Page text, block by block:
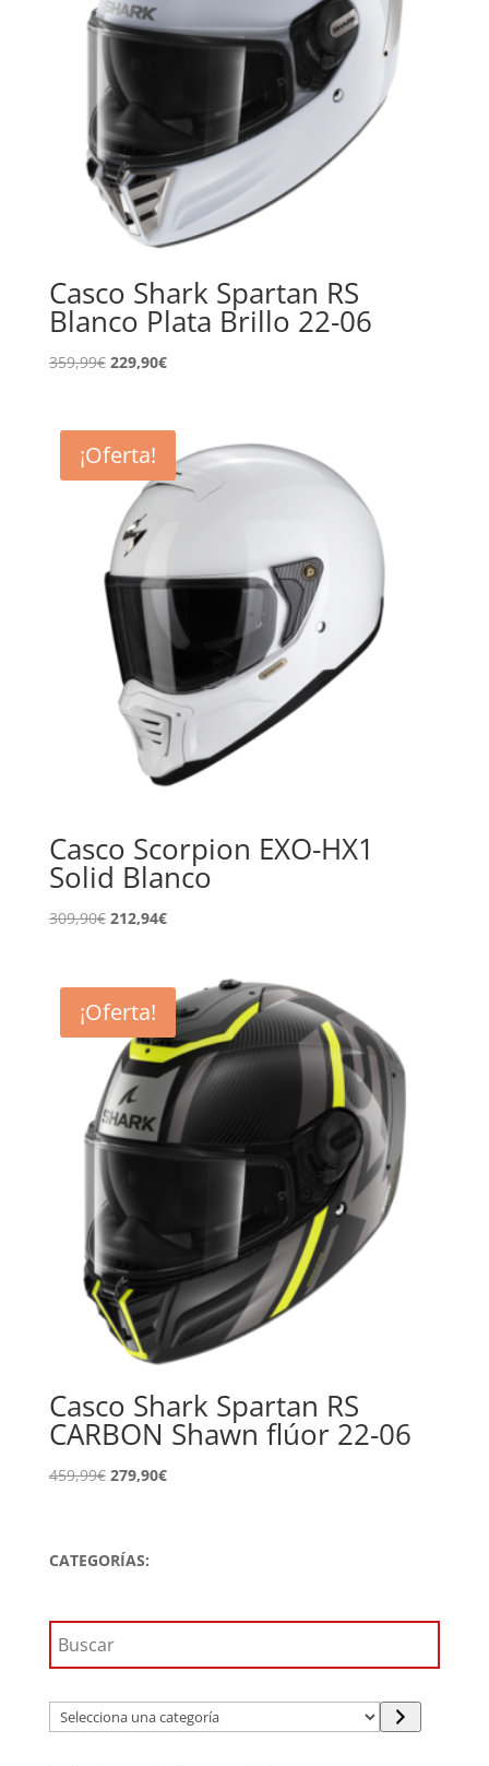
Casco Shark Spartan RS
Blanco Plata Brillo 22-06
359,99€ El
era:
359,99€.
229,90€El
es:
229,90€.
¡Oferta!
Casco Scorpion EXO-HX1
Solid Blanco
309,90€ El
era:
309,90€.
212,94€El
es:
212,94€.
¡Oferta!
Casco Shark Spartan RS
CARBON Shawn flúor 22-06
459,99€ El
era:
279,90€El
CATEGORÍAS:
Selecciona
una